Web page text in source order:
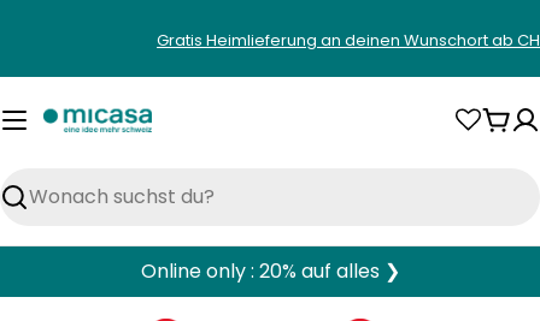
springen
Gratis Heimlieferung an deinen Wunschort ab
Suchen
Online only : 20% auf alles ❯